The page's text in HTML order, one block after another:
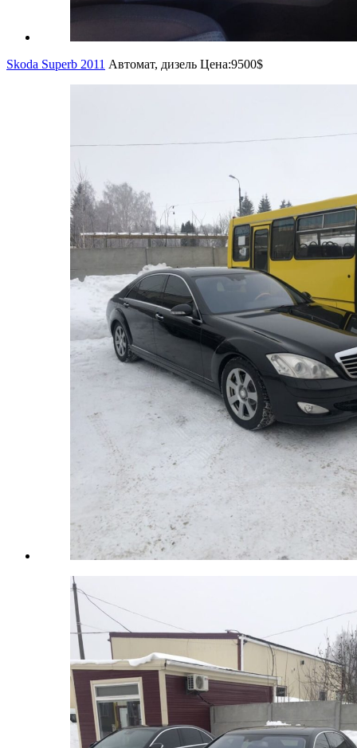
Skoda Superb 2011 Автомат, дизель Цена:9500$